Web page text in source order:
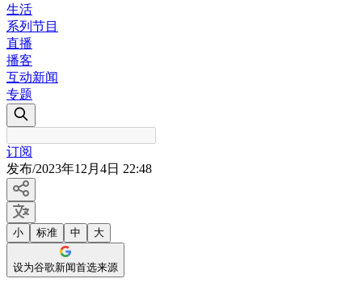
生活
系列节目
直播
播客
互动新闻
专题
订阅
发布/2023年12月4日 22:48
小 标准 中 大
设为谷歌新闻首选来源